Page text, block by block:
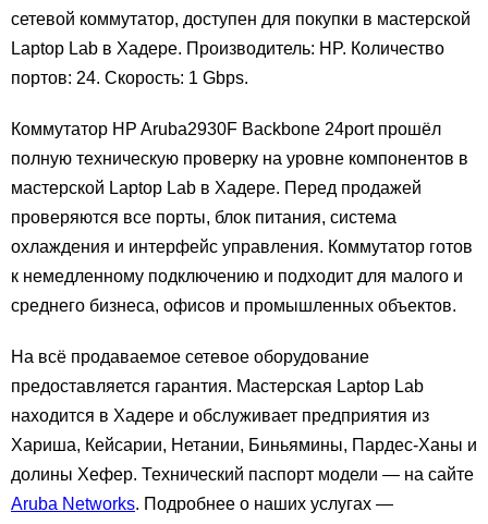
сетевой коммутатор, доступен для покупки в мастерской
Laptop Lab в Хадере. Производитель: HP. Количество
портов: 24. Скорость: 1 Gbps.
Коммутатор HP Aruba2930F Backbone 24port прошёл
полную техническую проверку на уровне компонентов в
мастерской Laptop Lab в Хадере. Перед продажей
проверяются все порты, блок питания, система
охлаждения и интерфейс управления. Коммутатор готов
к немедленному подключению и подходит для малого и
среднего бизнеса, офисов и промышленных объектов.
На всё продаваемое сетевое оборудование
предоставляется гарантия. Мастерская Laptop Lab
находится в Хадере и обслуживает предприятия из
Хариша, Кейсарии, Нетании, Биньямины, Пардес-Ханы и
долины Хефер. Технический паспорт модели — на сайте
Aruba Networks. Подробнее о наших услугах —